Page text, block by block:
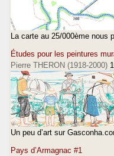
La carte au 25/000ème
Études pour les peintures
Pierre THERON (1918-2000)
Un peu d’art sur
Pays d’Armagnac #1